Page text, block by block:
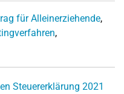
für Alleinerziehende,
,
Steuererklärung 2021